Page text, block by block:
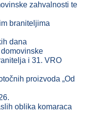
zahvalnosti te
braniteljima
dana
i 31. VRO
proizvoda „Od
oblika komaraca